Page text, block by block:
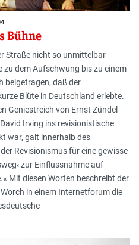
Bühne
Straße nicht so unmittelbar
zu dem Aufschwung bis zu einem
beigetragen, daß der
Blüte in Deutschland erlebte.
Geniestreich von Ernst Zündel
Irving ins revisionistische
war, galt innerhalb des
Revisionismus für eine gewisse
zur Einflussnahme auf
Mit diesen Worten beschreibt der
in einem Internetforum die